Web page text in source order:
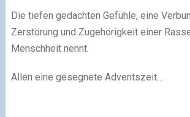
Die tiefen gedachten Gefühle, eine
Zerstörung und Zugehörigkeit einer
Menschheit nennt.
Allen eine gesegnete Adventszeit…